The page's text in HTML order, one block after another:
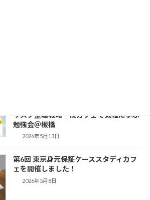
リスク整理戦略｜夜カフェで気軽に学ぶ
勉強会＠板橋
2026年5月13日
第6回 東京身元保証ケーススタディカフ
ェを開催しました！
2026年5月8日